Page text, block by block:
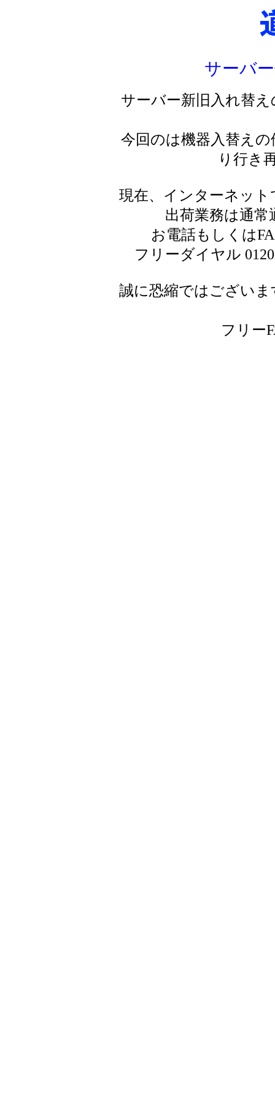
サーバ
サーバー新旧入れ替
今回のは機器入替え
り行き
現在、インターネッ
出荷業務は通
お電話もしくは
フリーダイヤル
誠に恐縮ではござい
フリー